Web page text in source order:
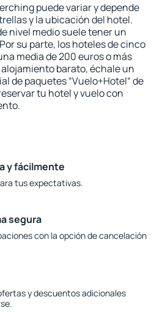
puede variar y depende
y la ubicación del hotel.
nivel medio suele tener un
su parte, los hoteles de cinco
media de 200 euros o más
barato, échale un
de paquetes “Vuelo+Hotel“ de
tu hotel y vuelo con
y fácilmente
tus expectativas.
segura
con la opción de cancelación
y descuentos adicionales